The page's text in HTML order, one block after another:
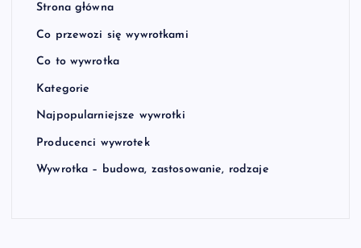
Strona główna
Co przewozi się wywrotkami
Co to wywrotka
Kategorie
Najpopularniejsze wywrotki
Producenci wywrotek
Wywrotka – budowa, zastosowanie, rodzaje